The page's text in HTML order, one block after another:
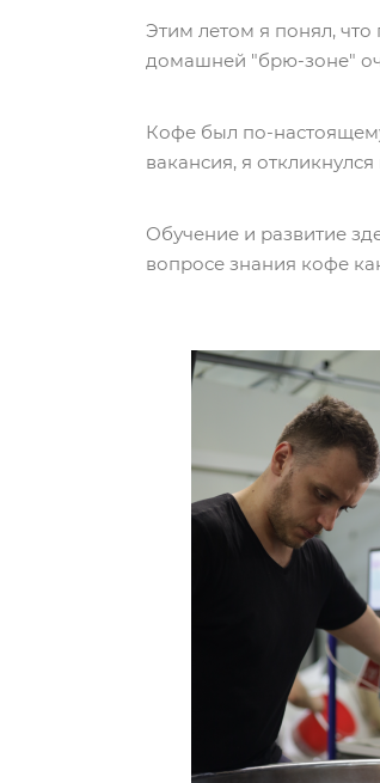
Этим летом я понял,
домашней "брю-зоне"
Кофе был по-
вакансия, я
Обучение и развитие
вопросе знания кофе